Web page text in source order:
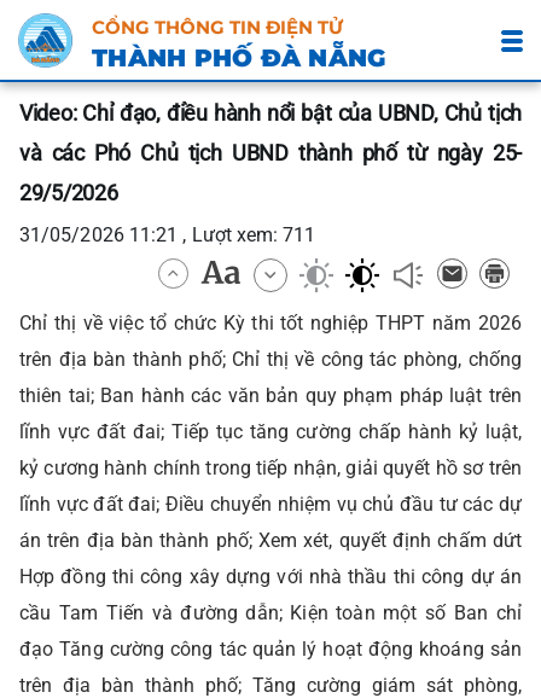
CỔNG THÔNG TIN ĐIỆN TỬ
THÀNH PHỐ ĐÀ NẴNG
Video: Chỉ đạo, điều hành nổi bật của UBND, Chủ tịch
và các Phó Chủ tịch UBND thành phố từ ngày 25-
29/5/2026
31/05/2026 11:21 , Lượt xem: 711
Chỉ thị về việc tổ chức Kỳ thi tốt nghiệp THPT năm 2026
trên địa bàn thành phố; Chỉ thị về công tác phòng, chống
thiên tai; Ban hành các văn bản quy phạm pháp luật trên
lĩnh vực đất đai; Tiếp tục tăng cường chấp hành kỷ luật,
kỷ cương hành chính trong tiếp nhận, giải quyết hồ sơ trên
lĩnh vực đất đai; Điều chuyển nhiệm vụ chủ đầu tư các dự
án trên địa bàn thành phố; Xem xét, quyết định chấm dứt
Hợp đồng thi công xây dựng với nhà thầu thi công dự án
cầu Tam Tiến và đường dẫn; Kiện toàn một số Ban chỉ
đạo Tăng cường công tác quản lý hoạt động khoáng sản
trên địa bàn thành phố; Tăng cường giám sát phòng,